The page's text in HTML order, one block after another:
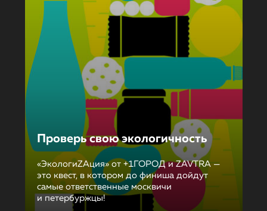
Проверь свою экологичность
«ЭкологиZAция» от +1ГОРОД и ZAVTRA —
это квест, в котором до финиша дойдут
самые ответственные москвичи
и петербуржцы!